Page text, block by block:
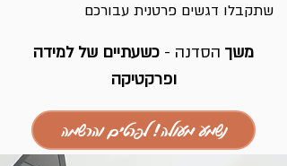
שתקבלו דגשים פרטנית עבורכם
משך הסדנה - כשעתיים של למידה
ופרקטיקה
נשמע מעולה! לפרטים והרשמה